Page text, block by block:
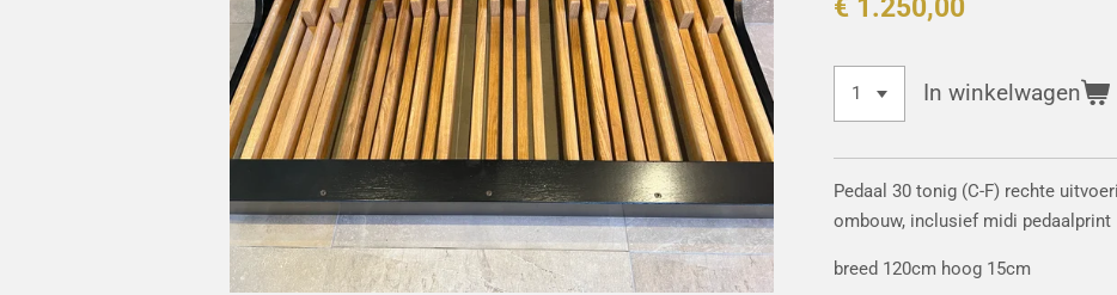
€ 1.250,00
In winkelwagen
Pedaal 30 tonig (C-F) rechte
ombouw, inclusief midi pedaalprint
breed 120cm hoog 15cm